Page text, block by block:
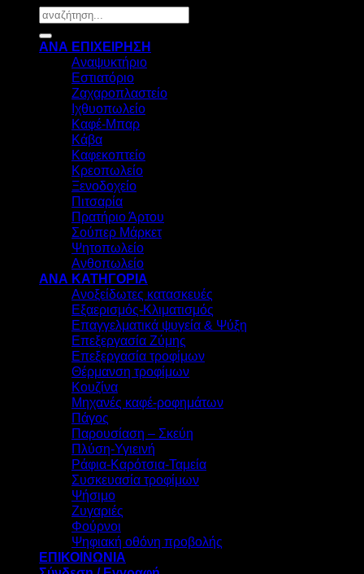
Αναζήτηση
για:
ΑΝΑ ΕΠΙΧΕΙΡΗΣΗ
Αναψυκτήριο
Εστιατόριο
Ζαχαροπλαστείο
Ιχθυοπωλείο
Καφέ-Μπαρ
Κάβα
Καφεκοπτείο
Κρεοπωλείο
Ξενοδοχείο
Πιτσαρία
Πρατήριο Άρτου
Σούπερ Μάρκετ
Ψητοπωλείο
Ανθοπωλείο
ΑΝΑ ΚΑΤΗΓΟΡΙΑ
Ανοξείδωτες κατασκευές
Εξαερισμός-Κλιματισμός
Επαγγελματικά ψυγεία & Ψύξη
Επεξεργασία Ζύμης
Επεξεργασία τροφίμων
Θέρμανση τροφίμων
Κουζίνα
Μηχανές καφέ-ροφημάτων
Πάγος
Παρουσίαση – Σκεύη
Πλύση-Υγιεινή
Ράφια-Καρότσια-Ταμεία
Συσκευασία τροφίμων
Ψήσιμο
Ζυγαριές
Φούρνοι
Ψηφιακή οθόνη προβολής
ΕΠΙΚΟΙΝΩΝΙΑ